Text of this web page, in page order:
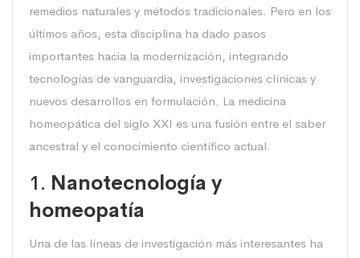
remedios naturales y métodos tradicionales. Pero en los
últimos años, esta disciplina ha dado pasos
importantes hacia la modernización, integrando
tecnologías de vanguardia, investigaciones clínicas y
nuevos desarrollos en formulación. La medicina
homeopática del siglo XXI es una fusión entre el saber
ancestral y el conocimiento científico actual.
1. Nanotecnología y
homeopatía
Una de las líneas de investigación más interesantes ha